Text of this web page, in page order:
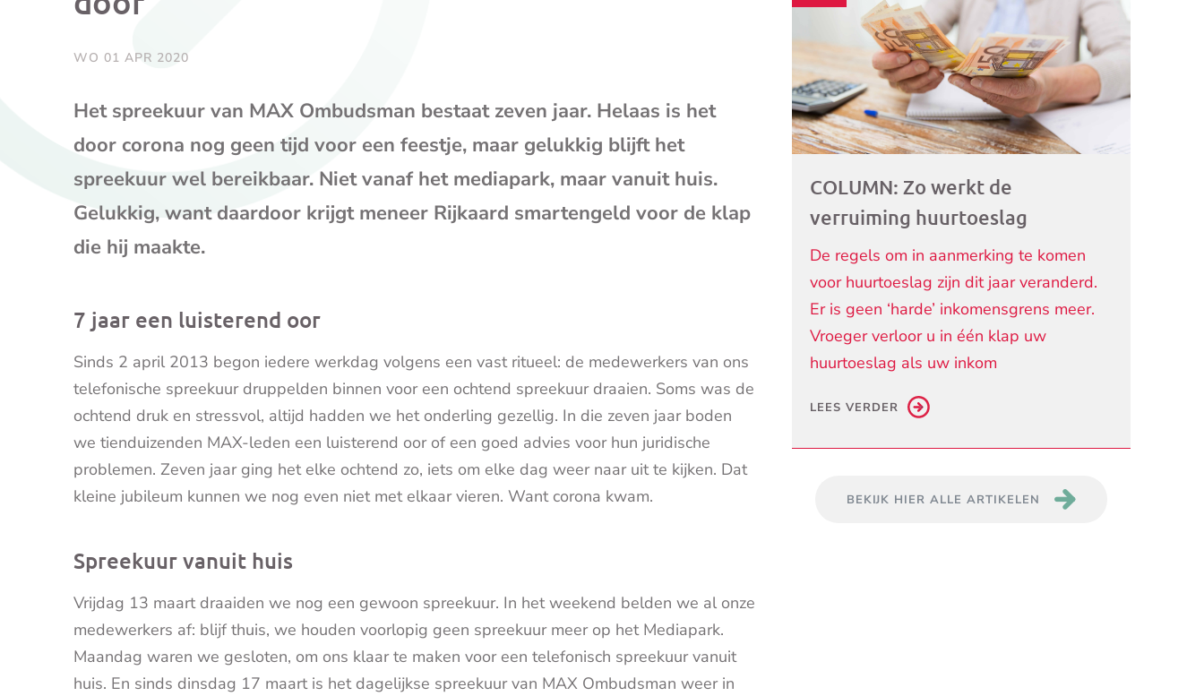
mailprogramma)
WO 01 APR 2020
Het spreekuur van MAX Ombudsman bestaat zeven jaar. Helaas is het
door corona nog geen tijd voor een feestje, maar gelukkig blijft het
spreekuur wel bereikbaar. Niet vanaf het mediapark, maar vanuit huis.
Gelukkig, want daardoor krijgt meneer Rijkaard smartengeld voor de klap
die hij maakte.
7 jaar een luisterend oor
Sinds 2 april 2013 begon iedere werkdag volgens een vast ritueel: de medewerkers van ons
telefonische spreekuur druppelden binnen voor een ochtend spreekuur draaien. Soms was de
ochtend druk en stressvol, altijd hadden we het onderling gezellig. In die zeven jaar boden
we tienduizenden MAX-leden een luisterend oor of een goed advies voor hun juridische
problemen. Zeven jaar ging het elke ochtend zo, iets om elke dag weer naar uit te kijken. Dat
kleine jubileum kunnen we nog even niet met elkaar vieren. Want corona kwam.
Spreekuur vanuit huis
Vrijdag 13 maart draaiden we nog een gewoon spreekuur. In het weekend belden we al onze
medewerkers af: blijf thuis, we houden voorlopig geen spreekuur meer op het Mediapark.
Maandag waren we gesloten, om ons klaar te maken voor een telefonisch spreekuur vanuit
huis. En sinds dinsdag 17 maart is het dagelijkse spreekuur van MAX Ombudsman weer in
COLUMN: Zo werkt de
verruiming huurtoeslag
De regels om in aanmerking te komen
voor huurtoeslag zijn dit jaar veranderd.
Er is geen ‘harde’ inkomensgrens meer.
Vroeger verloor u in één klap uw
huurtoeslag als uw inkom
LEES VERDER
BEKIJK HIER ALLE ARTIKELEN